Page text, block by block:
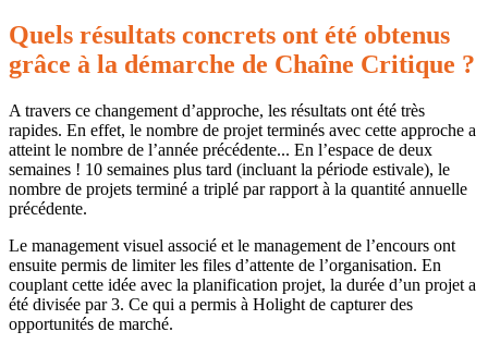
Quels résultats concrets ont été obtenus
grâce à la démarche de Chaîne Critique ?
A travers ce changement d’approche, les résultats ont été très
rapides. En effet, le nombre de projet terminés avec cette approche a
atteint le nombre de l’année précédente... En l’espace de deux
semaines ! 10 semaines plus tard (incluant la période estivale), le
nombre de projets terminé a triplé par rapport à la quantité annuelle
précédente.
Le management visuel associé et le management de l’encours ont
ensuite permis de limiter les files d’attente de l’organisation. En
couplant cette idée avec la planification projet, la durée d’un projet a
été divisée par 3. Ce qui a permis à Holight de capturer des
opportunités de marché.